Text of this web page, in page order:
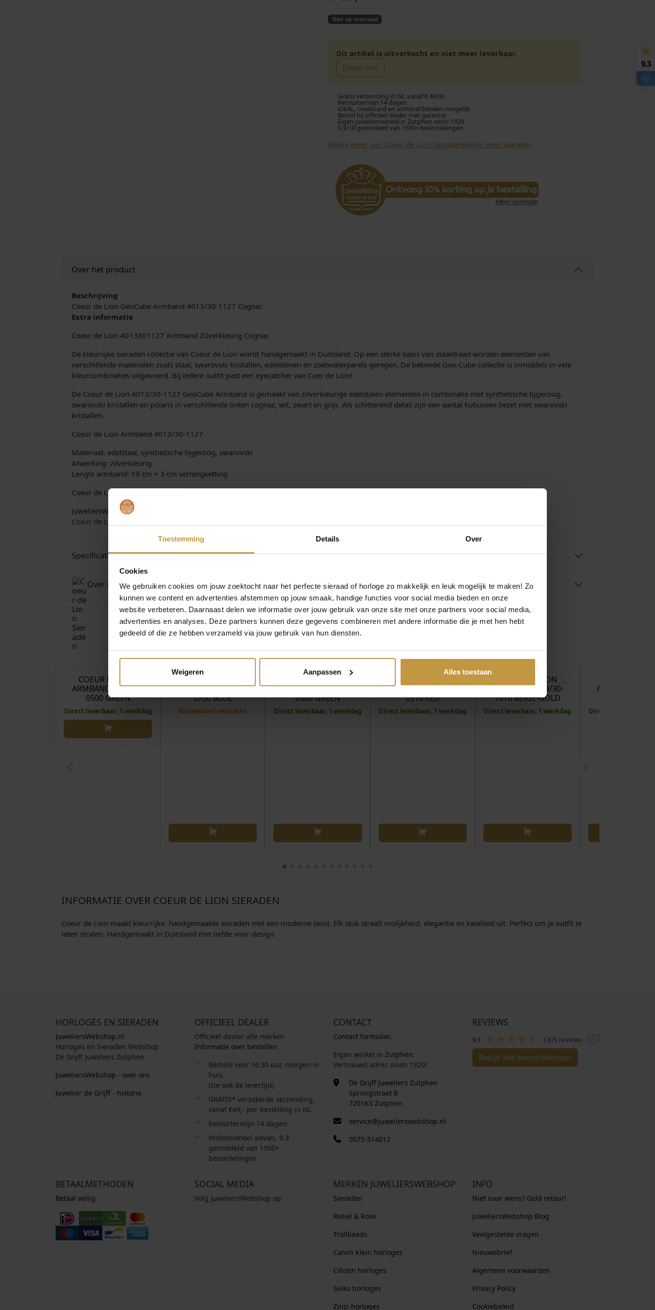
Toestemming Details Over
Cookies
We gebruiken cookies om jouw zoektocht naar het perfecte sieraad of horloge zo makkelijk en leuk mogelijk te maken! Zo
kunnen we content en advertenties afstemmen op jouw smaak, handige functies voor social media bieden en onze
website verbeteren. Daarnaast delen we informatie over jouw gebruik van onze site met onze partners voor social media,
advertenties en analyses. Deze partners kunnen deze gegevens combineren met andere informatie die je met hen hebt
gedeeld of die ze hebben verzameld via jouw gebruik van hun diensten.
Weigeren Aanpassen Alles toestaan
Niet op voorraad
Dit artikel is uitverkocht en niet meer leverbaar.
Email ons
Gratis verzending in NL vanaf € 49,00
Retourtermijn 14 dagen
iDEAL, creditcard en achteraf betalen mogelijk
Bestel bij officieel dealer met garantie
Eigen juwelierswinkel in Zutphen sinds 1920
9.3/10 gemiddeld van 1500+ beoordelingen
Bekijk meer van Coeur de Lion SieradenBekijk meer sieraden
Over het product
Beschrijving
Coeur de Lion GeoCube Armband 4013/30-1127 Cognac
Extra informatie
Coeur de Lion 4013301127 Armband Zilverkleurig Cognac
De kleurrijke sieraden collectie van Coeur de Lion wordt handgemaakt in Duitsland. Op een sterke basis van staaldraad worden elementen van
verschillende materialen zoals staal, swarovski kristallen, edelstenen en zoetwaterparels geregen. De bekende Geo-Cube collectie is inmiddels in vele
kleurcombinaties uitgevoerd. Bij iedere outfit past een eyecatcher van Coer de Lion!
De Coeur de Lion 4013/30-1127 GeoCube Armband is gemaakt van zilverkleurige edelstalen elementen in combinatie met synthetische tijgeroog,
swarovski kristallen en polaris in verschillende tinten cognaz, wit, zwart en grijs. Als schitterend detail zijn een aantal kubussen bezet met swarovski
kristallen.
Coeur de Lion Armband 4013/30-1127
Materiaal: edelstaal, synthetische tijgeroog, swarovski
Afwerking: zilverkleurig
Lengte armband: 19 cm + 3 cm verlengketting
Coeur de Lion sieraden worden geleverd in een originele Coeur de Lion sieraden verpakking.
JuweliersWebshop.nl is officieel dealer van Coeur de Lion sieraden
Coeur de Lion Sieraden bij Juwelierswebshop.nl. Gratis verzekerde verzending in NL.
Specificaties
Over Coeur de Lion Sieraden
MEER VAN COEUR DE LION SIERADEN
COEUR DE LION
ARMBAND 4354/30-
0500 GREEN
Direct leverbaar, 1 werkdag
COEUR DE LION
ARMBAND 4905/30-
0700 BLUE
Binnenkort verwacht
COEUR DE LION
ARMBAND 4905/30-
0500 GREEN
Direct leverbaar, 1 werkdag
ARMBAND 4905/30-
0316 RED
Direct leverbaar, 1 werkdag
COEUR DE LION
ARMBAND 4639/30-
1016 BEIGE-GOLD
Direct leverbaar, 1 werkdag
ARMBAND
Direct leverbaar, 1
INFORMATIE OVER COEUR DE LION SIERADEN
Coeur de Lion maakt kleurrijke, handgemaakte sieraden met een moderne twist. Elk stuk straalt vrolijkheid, elegantie en kwaliteit uit. Perfect om je outfit te
laten stralen. Handgemaakt in Duitsland met liefde voor design.
HORLOGES EN SIERADEN
JuweliersWebshop.nl
Horloges en Sieraden Webshop
De Grijff Juweliers Zutphen
JuweliersWebshop - over ons
Juwelier de Grijff - historie
OFFICIEEL DEALER
Officieel dealer alle merken
Informatie over bestellen
Besteld voor 16:30 uur, morgen in
huis.
(zie ook de levertijd)
GRATIS* verzekerde verzending,
vanaf €49,- per bestelling in NL.
Retourtermijn 14 dagen.
Professioneel advies. 9.3
gemiddeld van 1500+
beoordelingen.
CONTACT
Contact formulier.
Eigen winkel in Zutphen.
Vertrouwd adres sinds 1920!
De Grijff Juweliers Zutphen
Sprongstraat 8
7201KS Zutphen
service@juwelierswebshop.nl
0575-514012
REVIEWS
9.3 1.875 reviews
Bekijk alle beoordelingen
BETAALMETHODEN
Betaal veilig
SOCIAL MEDIA
Volg JuweliersWebshop op
MERKEN JUWELIERSWEBSHOP
Sieraden
Rebel & Rose
Trollbeads
Calvin Klein horloges
Citizen horloges
Seiko horloges
Zinzi horloges
INFO
Niet naar wens? Geld retour!
JuweliersWebshop Blog
Veelgestelde vragen
Nieuwsbrief
Algemene voorwaarden
Privacy Policy
Cookiebeleid
9.3